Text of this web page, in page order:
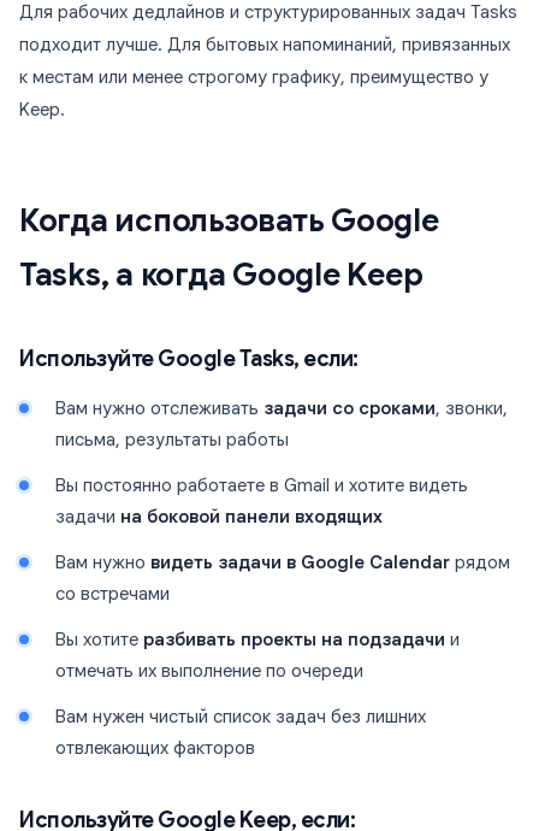
Для рабочих дедлайнов и структурированных задач Tasks
подходит лучше. Для бытовых напоминаний, привязанных
к местам или менее строгому графику, преимущество у
Keep.
Когда использовать Google
Tasks, а когда Google Keep
Используйте Google Tasks, если:
Вам нужно отслеживать задачи со сроками, звонки,
письма, результаты работы
Вы постоянно работаете в Gmail и хотите видеть
задачи на боковой панели входящих
Вам нужно видеть задачи в Google Calendar рядом
со встречами
Вы хотите разбивать проекты на подзадачи и
отмечать их выполнение по очереди
Вам нужен чистый список задач без лишних
отвлекающих факторов
Используйте Google Keep, если: